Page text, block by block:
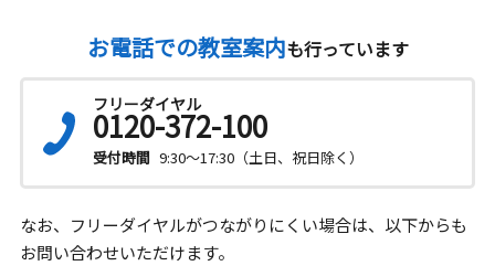
お電話での教室案内も行っています
フリーダイヤル
0120-372-100
受付時間 9:30～17:30（土日、祝日除く）
なお、フリーダイヤルがつながりにくい場合は、以下からも
お問い合わせいただけます。